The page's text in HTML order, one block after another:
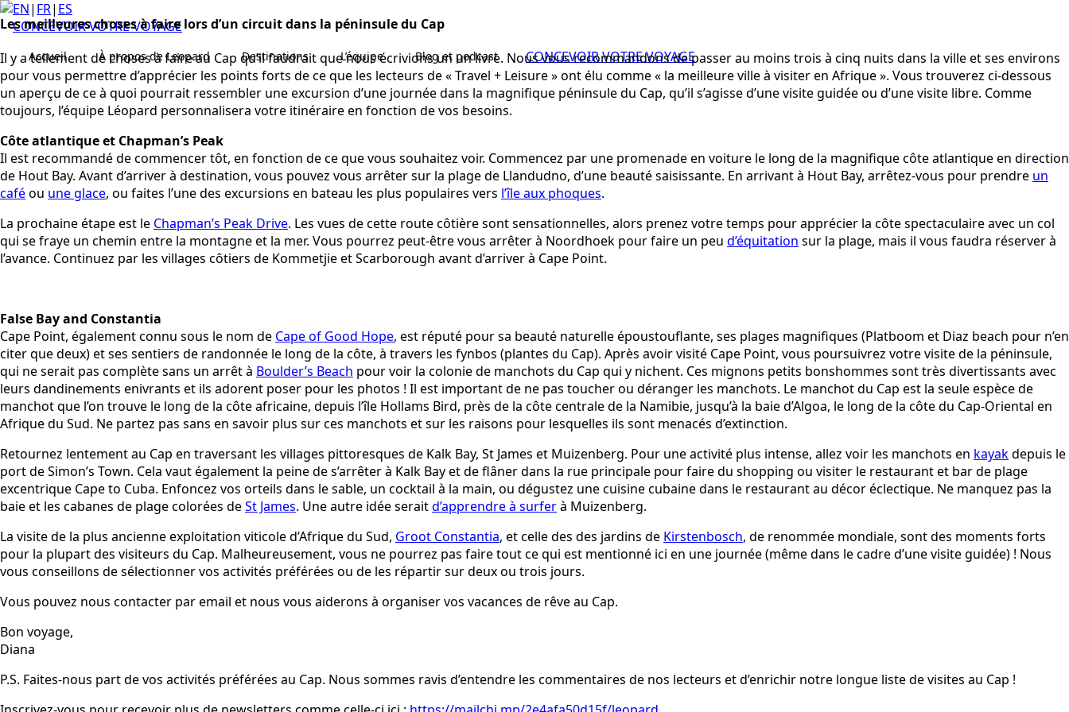
EN| FR| ES
CONCEVOIR VOTRE VOYAGE
Accueil À propos de Leopard Destinations L’équipe Blog et podcast CONCEVOIR VOTRE VOYAGE
Les meilleures choses à faire lors d’un circuit dans la péninsule du Cap
Il y a tellement de choses à faire au Cap qu’il faudrait que nous écrivions un un livre. Nous vous recommandons de passer au moins trois à cinq nuits dans la ville et ses environs
pour vous permettre d’apprécier les points forts de ce que les lecteurs de « Travel + Leisure » ont élu comme « la meilleure ville à visiter en Afrique ». Vous trouverez ci-dessous
un aperçu de ce à quoi pourrait ressembler une excursion d’une journée dans la magnifique péninsule du Cap, qu’il s’agisse d’une visite guidée ou d’une visite libre. Comme
toujours, l’équipe Léopard personnalisera votre itinéraire en fonction de vos besoins.
Côte atlantique et Chapman’s Peak
Il est recommandé de commencer tôt, en fonction de ce que vous souhaitez voir. Commencez par une promenade en voiture le long de la magnifique côte atlantique en direction
de Hout Bay. Avant d’arriver à destination, vous pouvez vous arrêter sur la plage de Llandudno, d’une beauté saisissante. En arrivant à Hout Bay, arrêtez-vous pour prendre un
caféou une glace, ou faites l’une des excursions en bateau les plus populaires vers l’île aux phoques.
La prochaine étape est le Chapman’s Peak Drive. Les vues de cette route côtière sont sensationnelles, alors prenez votre temps pour apprécier la côte spectaculaire avec un col
qui se fraye un chemin entre la montagne et la mer. Vous pourrez peut-être vous arrêter à Noordhoek pour faire un peu d’équitation sur la plage, mais il vous faudra réserver à
l’avance. Continuez par les villages côtiers de Kommetjie et Scarborough avant d’arriver à Cape Point.
False Bay and Constantia
Cape Point, également connu sous le nom de Cape of Good Hope, est réputé pour sa beauté naturelle époustouflante, ses plages magnifiques (Platboom et Diaz beach pour n’en
citer que deux) et ses sentiers de randonnée le long de la côte, à travers les fynbos (plantes du Cap). Après avoir visité Cape Point, vous poursuivrez votre visite de la péninsule,
qui ne serait pas complète sans un arrêt à Boulder’s Beach pour voir la colonie de manchots du Cap qui y nichent. Ces mignons petits bonshommes sont très divertissants avec
leurs dandinements enivrants et ils adorent poser pour les photos ! Il est important de ne pas toucher ou déranger les manchots. Le manchot du Cap est la seule espèce de
manchot que l’on trouve le long de la côte africaine, depuis l’île Hollams Bird, près de la côte centrale de la Namibie, jusqu’à la baie d’Algoa, le long de la côte du Cap-Oriental en
Afrique du Sud. Ne partez pas sans en savoir plus sur ces manchots et sur les raisons pour lesquelles ils sont menacés d’extinction.
Retournez lentement au Cap en traversant les villages pittoresques de Kalk Bay, St James et Muizenberg. Pour une activité plus intense, allez voir les manchots en kayakdepuis le
port de Simon’s Town. Cela vaut également la peine de s’arrêter à Kalk Bay et de flâner dans la rue principale pour faire du shopping ou visiter le restaurant et bar de plage
excentrique Cape to Cuba. Enfoncez vos orteils dans le sable, un cocktail à la main, ou dégustez une cuisine cubaine dans le restaurant au décor éclectique. Ne manquez pas la
baie et les cabanes de plage colorées deSt James. Une autre idée seraitd’apprendre à surferà Muizenberg.
La visite de la plus ancienne exploitation viticole d’Afrique du Sud, Groot Constantia, et celle des des jardins de Kirstenbosch, de renommée mondiale, sont des moments forts
pour la plupart des visiteurs du Cap. Malheureusement, vous ne pourrez pas faire tout ce qui est mentionné ici en une journée (même dans le cadre d’une visite guidée) ! Nous
vous conseillons de sélectionner vos activités préférées ou de les répartir sur deux ou trois jours.
Vous pouvez nous contacter par email et nous vous aiderons à organiser vos vacances de rêve au Cap.
Bon voyage,
Diana
P.S. Faites-nous part de vos activités préférées au Cap. Nous sommes ravis d’entendre les commentaires de nos lecteurs et d’enrichir notre longue liste de visites au Cap !